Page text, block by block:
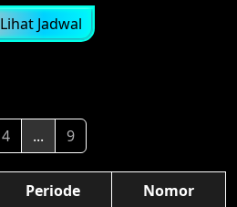
Lihat Jadwal
4 ... 9
Periode
Nomor